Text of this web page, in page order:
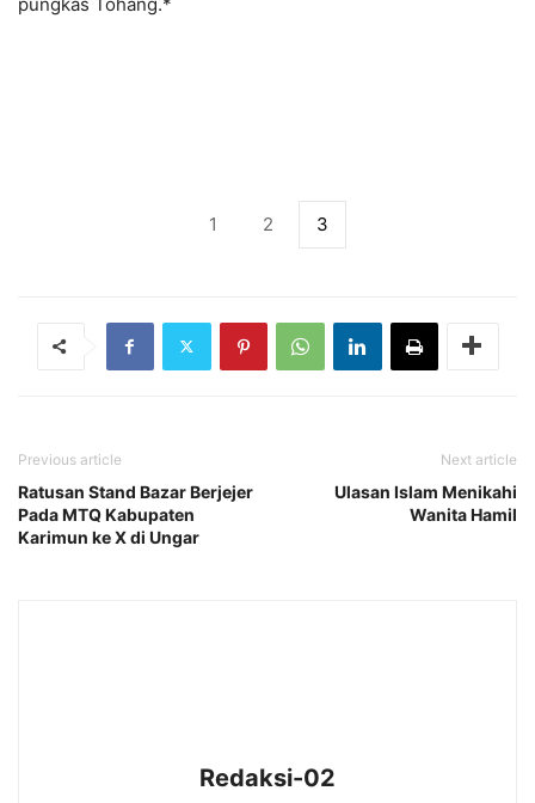
1 2 3
Previous article
Ratusan Stand Bazar Berjejer
Pada MTQ Kabupaten
Karimun ke X di Ungar
Next article
Ulasan Islam Menikahi
Wanita Hamil
Redaksi-02